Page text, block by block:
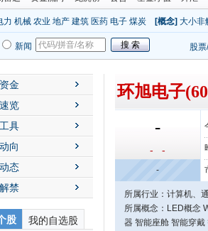
力 机械 农业 地产 建筑 医药 电子 煤炭 [概念] 大小非
新闻 股
金
览
具
向
态
禁
股 我的自选股
环旭电子
-
- -
-
所属行业：计算机、
所属概念：LED概念
器 智能座舱 智能穿